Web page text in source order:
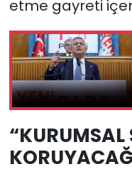
etme gayreti